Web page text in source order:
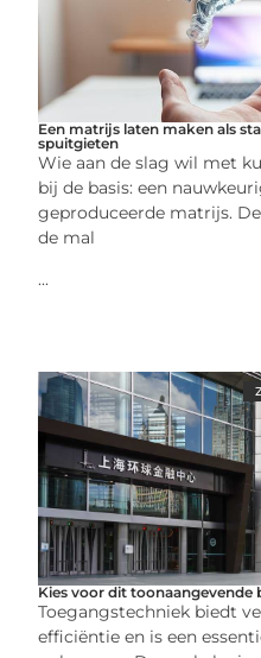
Een matrijs laten maken als
spuitgieten
Wie aan de slag wil met
bij de basis: een
geproduceerde matrijs.
de mal
...
Kies voor dit
Toegangstechniek biedt
efficiëntie en is een